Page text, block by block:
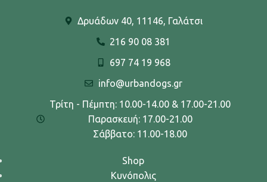
Δρυάδων 40, 11146, Γαλάτσι
216 90 08 381
697 74 19 968
info@urbandogs.gr
Τρίτη - Πέμπτη: 10.00-14.00 & 17.00-21.00
Παρασκευή: 17.00-21.00
Σάββατο: 11.00-18.00
Shop
Κυνόπολις